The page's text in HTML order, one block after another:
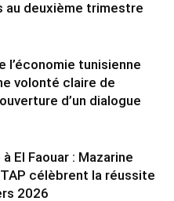
au deuxième trimestre
l’économie tunisienne
volonté claire de
d’un dialogue
à El Faouar : Mazarine
célèbrent la réussite
2026